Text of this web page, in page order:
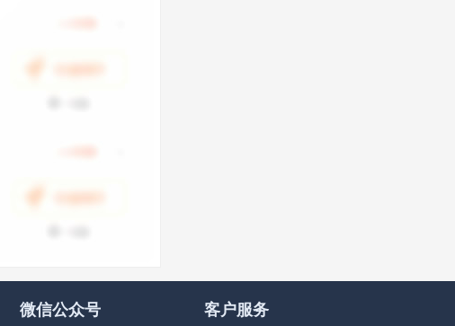
微信公众号 客户服务